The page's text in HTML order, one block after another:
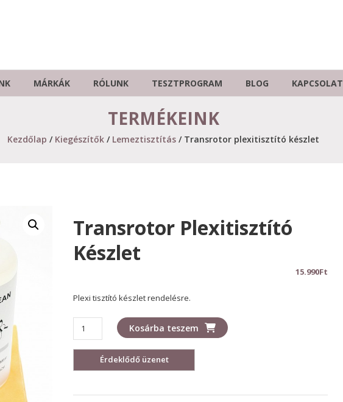
MÁRKÁK RÓLUNK TESZTPROGRAM BLOG KAPCSOLAT
TERMÉKEINK
Kezdőlap / Kiegészítők / Lemeztisztítás / Transrotor plexitisztító készlet
Transrotor Plexitisztító
Készlet
15.990Ft
Plexi tisztító készlet rendelésre.
Transrotor
plexitisztító
készlet
mennyiség
Kosárba teszem